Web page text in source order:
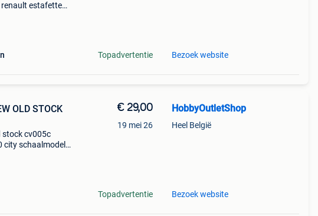
estafette
Topadvertentie Bezoek website
OLD STOCK
stock cv005c
city schaalmodel
€ 29,00
19 mei 26
Topadvertentie
HobbyOutletShop
Heel België
Bezoek website